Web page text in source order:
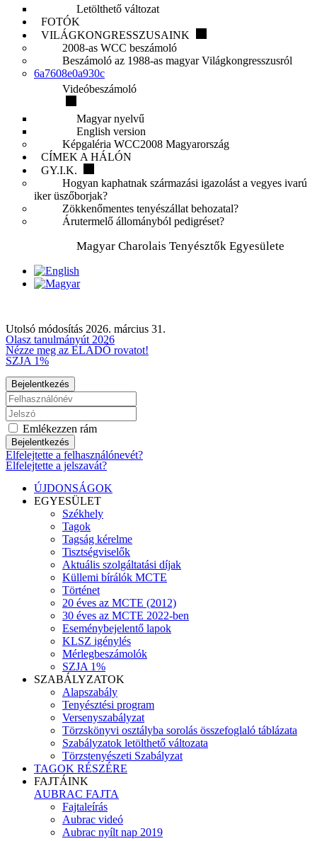
Letölthető változat
FOTÓK
VILÁGKONGRESSZUSAINK
2008-as WCC beszámoló
Beszámoló az 1988-as magyar Világkongresszusról
6a7608e0a930c
Videóbeszámoló
Magyar nyelvű
English version
Képgaléria WCC2008 Magyarország
CÍMEK A HÁLÓN
GY.I.K.
Hogyan kaphatnak származási igazolást a vegyes ivarú
iker üszőborjak?
Zökkenőmentes tenyészállat behozatal?
Árutermelő állományból pedigréset?
Magyar Charolais Tenyésztők Egyesülete
Utolsó módosítás 2026. március 31.
Olasz tanulmányút 2026
Nézze meg az ELADÓ rovatot!
SZJA 1%
Bejelentkezés
Emlékezzen rám
Bejelentkezés
Elfelejtette a felhasználónevét?
Elfelejtette a jelszavát?
ÚJDONSÁGOK
EGYESÜLET
Székhely
Tagok
Tagság kérelme
Tisztségviselők
Aktuális szolgáltatási díjak
Küllemi bírálók MCTE
Történet
20 éves az MCTE (2012)
30 éves az MCTE 2022-ben
Eseménybejelentő lapok
KLSZ igénylés
Mérlegbeszámolók
SZJA 1%
SZABÁLYZATOK
Alapszabály
Tenyésztési program
Versenyszabályzat
Törzskönyvi osztályba sorolás összefoglaló táblázata
Szabályzatok letölthető változata
Törzstenyészeti Szabályzat
TAGOK RÉSZÉRE
FAJTÁINK
AUBRAC FAJTA
Fajtaleírás
Aubrac videó
Aubrac nyílt nap 2019